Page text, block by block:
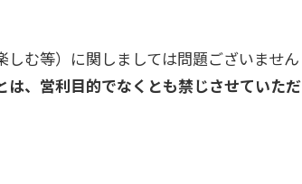
む等）に関しましては問題ございません
、営利目的でなくとも禁じさせていただ